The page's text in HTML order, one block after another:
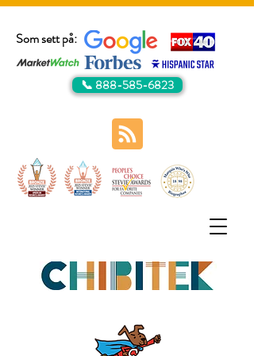
Som sett på:
📞 888-585-6823